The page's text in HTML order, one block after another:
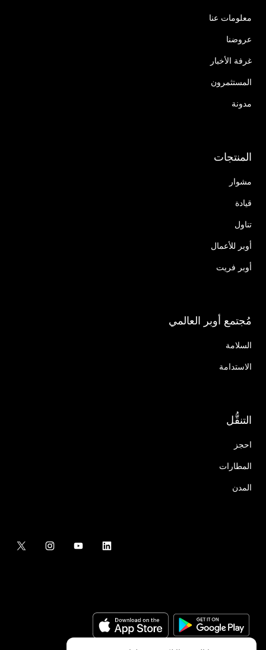
معلومات عنا
عروضنا
غرفة الأخبار
المستثمرون
مدونة
المنتجات
مشوار
قيادة
تناول
أوبر للأعمال
أوبر فريت
مُجتمع أوبر العالمي
السلامة
الاستدامة
التنقُّل
احجز
المطارات
المدن